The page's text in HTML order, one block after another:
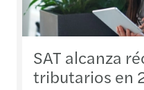
SAT alcanza
tributarios en